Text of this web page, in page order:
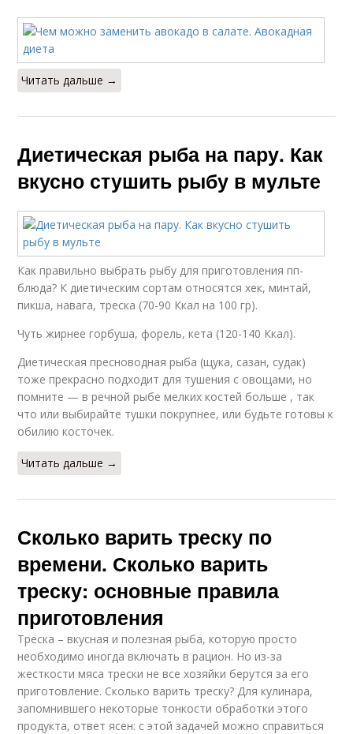
Читать дальше →
Диетическая рыба на пару. Как
вкусно стушить рыбу в мульте
Как правильно выбрать рыбу для приготовления пп-
блюда? К диетическим сортам относятся хек, минтай,
пикша, навага, треска (70-90 Ккал на 100 гр).
Чуть жирнее горбуша, форель, кета (120-140 Ккал).
Диетическая пресноводная рыба (щука, сазан, судак)
тоже прекрасно подходит для тушения с овощами, но
помните — в речной рыбе мелких костей больше , так
что или выбирайте тушки покрупнее, или будьте готовы к
обилию косточек.
Читать дальше →
Сколько варить треску по
времени. Сколько варить
треску: основные правила
приготовления
Треска – вкусная и полезная рыба, которую просто
необходимо иногда включать в рацион. Но из-за
жесткости мяса трески не все хозяйки берутся за его
приготовление. Сколько варить треску? Для кулинара,
запомнившего некоторые тонкости обработки этого
продукта, ответ ясен: с этой задачей можно справиться